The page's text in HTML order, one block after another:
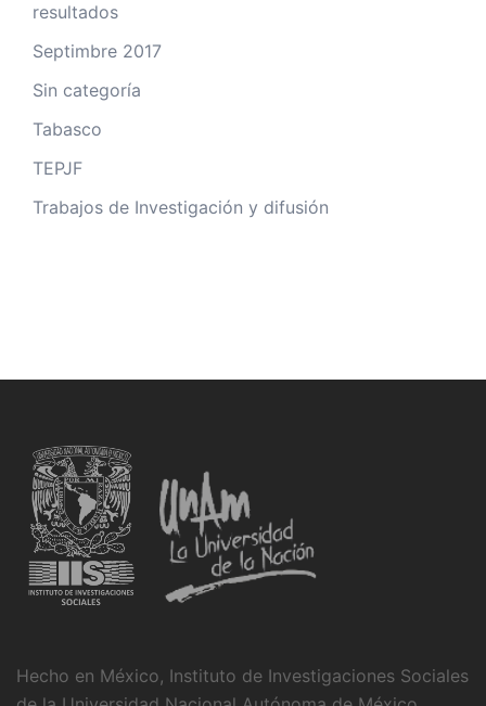
resultados
Septimbre 2017
Sin categoría
Tabasco
TEPJF
Trabajos de Investigación y difusión
Hecho en México, Instituto de Investigaciones Sociales